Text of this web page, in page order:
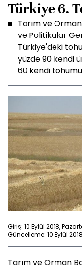
Türkiye 6.
Tarım ve
ve Politikalar
Türkiye'deki
yüzde 90 kendi
60 kendi
Giriş: 10 Eylül 2018,
Güncelleme: 10 Eylül
Tarım ve Orman